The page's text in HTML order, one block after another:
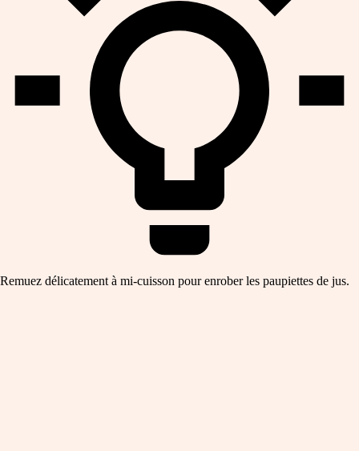
Remuez délicatement à mi-cuisson pour enrober les paupiettes de jus.